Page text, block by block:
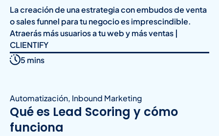
La creación de una estrategia con embudos de venta
o sales funnel para tu negocio es imprescindible.
Atraerás más usuarios a tu web y más ventas |
CLIENTIFY
5 mins
Automatización, Inbound Marketing
Qué es Lead Scoring y cómo
funciona